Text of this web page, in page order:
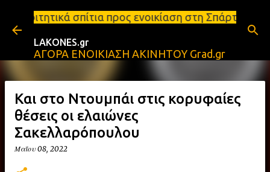
Μετάβαση στο κύριο περιεχόμενο
προς ενοικίαση στη Σπάρτη Ενοικιάσεις
LAKONES.gr
ΑΓΟΡΑ ΕΝΟΙΚΙΑΣΗ ΑΚΙΝΗΤΟΥ Grad.gr
Και στο Ντουμπάι στις κορυφαίες
θέσεις οι ελαιώνες
Σακελλαρόπουλου
Μαΐου 08, 2022